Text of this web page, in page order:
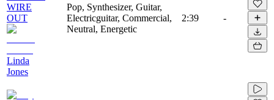
WIRE
OUT
Linda
Jones
Pop, Synthesizer, Guitar,
Electricguitar, Commercial,
Neutral, Energetic
2:39 -